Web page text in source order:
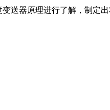
送器原理进行了解，制定